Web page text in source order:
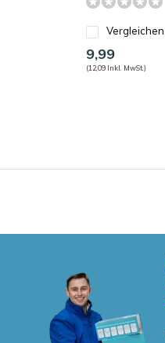
Vergleichen
9,99
(12,09 Inkl. MwSt.)